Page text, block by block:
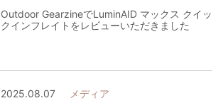
Outdoor GearzineでLuminAID マックス クイッ
クインフレイトをレビューいただきました
2025.08.07
メディア